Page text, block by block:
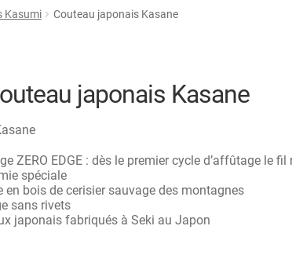
de Vente Contact Demande de devis
Revue de presse Téléchargements
Kasumi Couteau japonais Kasane
japonais Kasane
ZERO EDGE : dès le premier cycle d’affûtage le
spéciale
en bois de cerisier sauvage des montagnes
sans rivets
japonais fabriqués à Seki au Japon